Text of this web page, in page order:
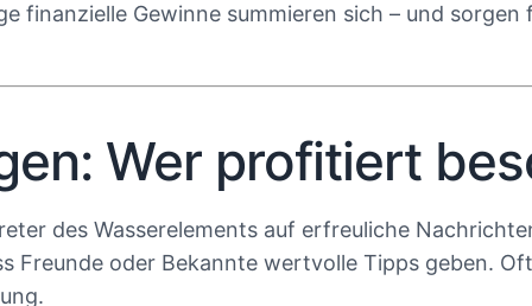
finanzielle Gewinne summieren sich – und
Wer profitiert
des Wasserelements auf erfreuliche
Freunde oder Bekannte wertvolle Tipps geben.